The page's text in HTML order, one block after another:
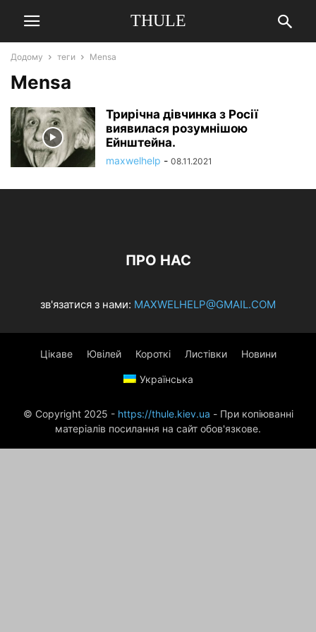
THULE
Додому теги Mensa
Mensa
Трирічна дівчинка з Росії
виявилася розумнішою
Ейнштейна.
maxwelhelp - 08.11.2021
ПРО НАС
зв'язатися з нами: MAXWELHELP@GMAIL.COM
Цікаве Ювілей Короткі Листівки Новини
Українська
© Copyright 2025 - https://thule.kiev.ua - При копіюванні
матеріалів посилання на сайт обов'язкове.